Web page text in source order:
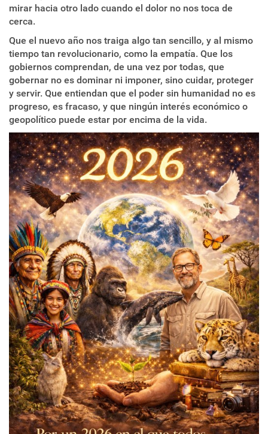
mirar hacia otro lado cuando el dolor no nos toca de
cerca.
Que el nuevo año nos traiga algo tan sencillo, y al mismo
tiempo tan revolucionario, como la empatía. Que los
gobiernos comprendan, de una vez por todas, que
gobernar no es dominar ni imponer, sino cuidar, proteger
y servir. Que entiendan que el poder sin humanidad no es
progreso, es fracaso, y que ningún interés económico o
geopolítico puede estar por encima de la vida.